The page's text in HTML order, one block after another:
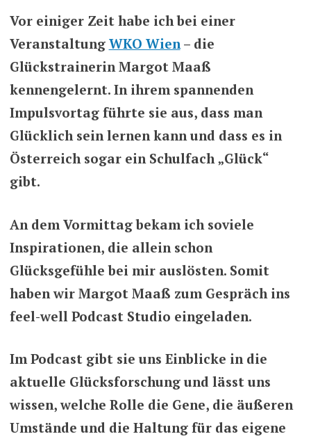
Vor einiger Zeit habe ich bei einer
Veranstaltung WKO Wien– die
Glückstrainerin Margot Maaß
kennengelernt. In ihrem spannenden
Impulsvortag führte sie aus, dass man
Glücklich sein lernen kann und dass es in
Österreich sogar ein Schulfach „Glück“
gibt.
An dem Vormittag bekam ich soviele
Inspirationen, die allein schon
Glücksgefühle bei mir auslösten. Somit
haben wir Margot Maaß zum Gespräch ins
feel-well Podcast Studio eingeladen.
Im Podcast gibt sie uns Einblicke in die
aktuelle Glücksforschung und lässt uns
wissen, welche Rolle die Gene, die äußeren
Umstände und die Haltung für das eigene